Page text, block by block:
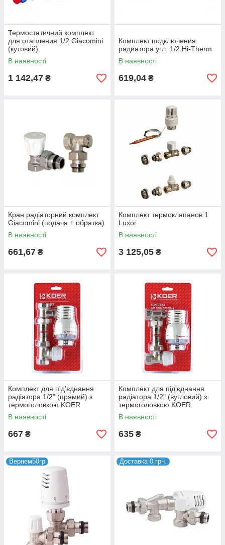
Термостатичний комплект
для отапления 1/2 Giacomini
(кутовий)
(подача+обратка+термоголов
ка)
В наявності
1 142,47 ₴
Комплект подключения
радиатора угл. 1/2 Hi-Therm
В наявності
619,04 ₴
Кран радіаторний комплект
Giacomini (подача + обратка)
В наявності
661,67 ₴
Комплект термоклапанов 1
Luxor
В наявності
3 125,05 ₴
Комплект для під'єднання
радіатора 1/2" (прямий) з
термоголовкою KOER
KR.1321 (KR2659)
В наявності
667 ₴
Комплект для під'єднання
радіатора 1/2" (вугловий) з
термоголовкою KOER
KR.1320 (KR2658)
В наявності
635 ₴
Вернем50гр Доставка 0 грн.